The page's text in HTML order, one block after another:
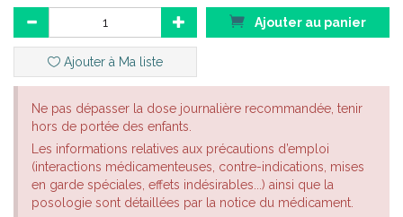
Ajouter au panier
Ajouter à Ma liste
Ne pas dépasser la dose journalière recommandée, tenir
hors de portée des enfants.
Les informations relatives aux précautions d’emploi
(interactions médicamenteuses, contre-indications, mises
en garde spéciales, effets indésirables...) ainsi que la
posologie sont détaillées par la notice du médicament.